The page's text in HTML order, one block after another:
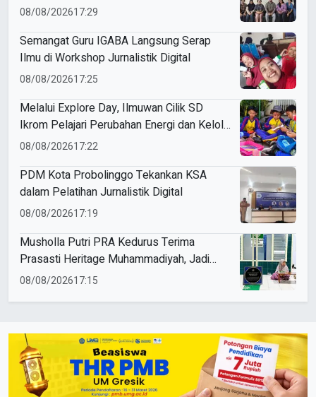
08/08/202617:29
Semangat Guru IGABA Langsung Serap
Ilmu di Workshop Jurnalistik Digital
08/08/202617:25
Melalui Explore Day, Ilmuwan Cilik SD
Ikrom Pelajari Perubahan Energi dan Kelola
Sampah demi Bumi
08/08/202617:22
PDM Kota Probolinggo Tekankan KSA
dalam Pelatihan Jurnalistik Digital
08/08/202617:19
Musholla Putri PRA Kedurus Terima
Prasasti Heritage Muhammadiyah, Jadi
Pengingat Sejarah Dakwah dan Amal Saleh
08/08/202617:15